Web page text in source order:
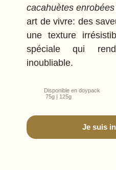
cacahuètes enrobées
art de vivre: des
une texture
spéciale qui
inoubliable.
Disponible en doypack
75g | 125g
Je suis